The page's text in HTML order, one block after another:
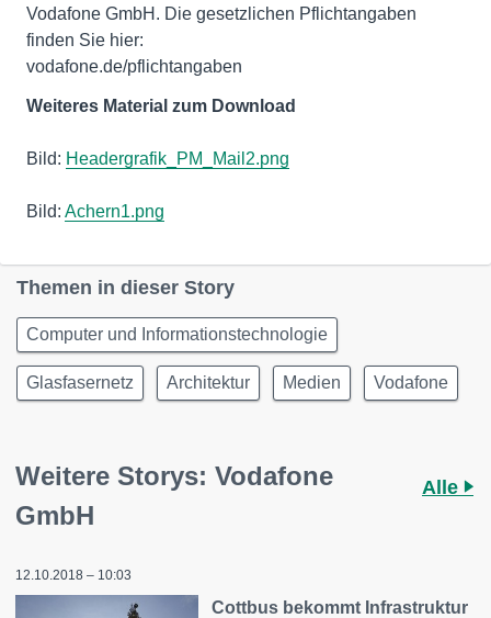
Vodafone GmbH. Die gesetzlichen Pflichtangaben
finden Sie hier:
vodafone.de/pflichtangaben
Weiteres Material zum Download
Bild: Headergrafik_PM_Mail2.png
Bild: Achern1.png
Themen in dieser Story
Computer und Informationstechnologie
Glasfasernetz Architektur Medien Vodafone
Weitere Storys: Vodafone
GmbH
Alle
12.10.2018 – 10:03
Cottbus bekommt Infrastruktur